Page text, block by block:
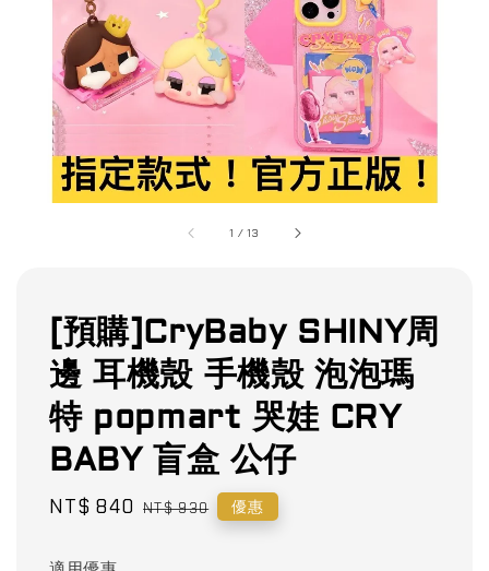
1 /13
[預購]CryBaby SHINY周
邊 耳機殼 手機殼 泡泡瑪
特 popmart 哭娃 CRY
BABY 盲盒 公仔
Sale
NT$ 840 Regular
NT$ 930 優惠